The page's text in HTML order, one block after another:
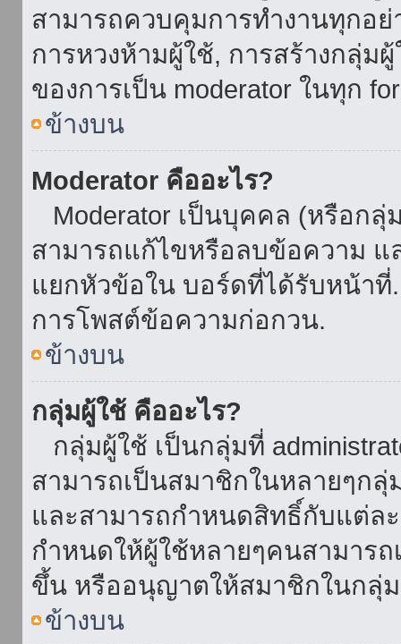
สามารถควบคุมการทำงานทุกอ
การหวงห้ามผู้ใช้, การสร้างกลุ่ม
ของการเป็น moderator ในทุก
ข้างบน
Moderator คืออะไร?
Moderator เป็นบุคคล (หรือก
สามารถแก้ไขหรือลบข้อความ แ
แยกหัวข้อใน บอร์ดที่ได้รับหน้าที่
การโพสต์ข้อความก่อกวน.
ข้างบน
กลุ่มผู้ใช้ คืออะไร?
กลุ่มผู้ใช้ เป็นกลุ่มที่
สามารถเป็นสมาชิกในหลายๆก
และสามารถกำหนดสิทธิ์กับแต่ล
กำหนดให้ผู้ใช้หลายๆคนสามารถ
ขึ้น หรืออนุญาตให้สมาชิกในกลุ่ม
ข้างบน